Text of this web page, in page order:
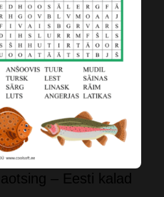
– Eesti kalad